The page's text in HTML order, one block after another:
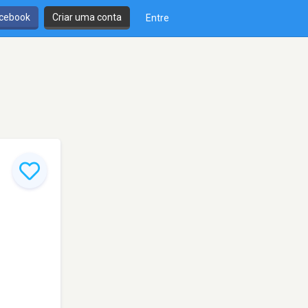
Criar uma conta Entre